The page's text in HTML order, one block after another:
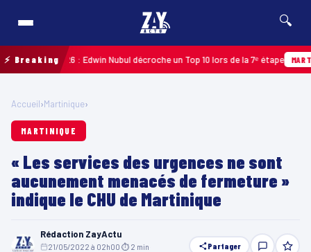
🔍
⚡ Breaking
2026 : Edwin Nubul décroche un Top 10 lors de la 7ᵉ étape MARTINIQUE
Accueil›Martinique›
MARTINIQUE
« Les services des urgences ne sont
aucunement menacés de fermeture »
indique le CHU de Martinique
Rédaction ZayActu
21/05/2022 à 02h00 ⏱ 2 min Partager